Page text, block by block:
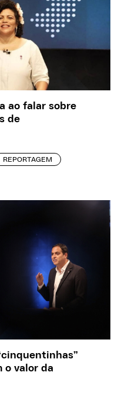
ao falar sobre
de
REPORTAGEM
o valor da